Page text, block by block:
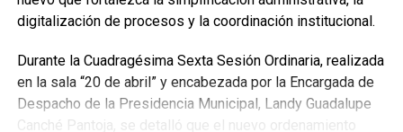
Finalmente, las Unidades Verdes de SIRESOL Cancún
convertirse en punto de disposición ilegal de basura. El
Ayuntamiento exhortó a la ciudadanía a reportar estas
prácticas y sumarse al esfuerzo colectivo para mantener
un Cancún limpio y con prosperidad compartida.
digitalización de procesos y la coordinación institucional.
Durante la Cuadragésima Sexta Sesión Ordinaria, realizada
en la sala “20 de abril” y encabezada por la Encargada de
Despacho de la Presidencia Municipal, Landy Guadalupe
Canché Pantoja, se detalló que el nuevo ordenamiento